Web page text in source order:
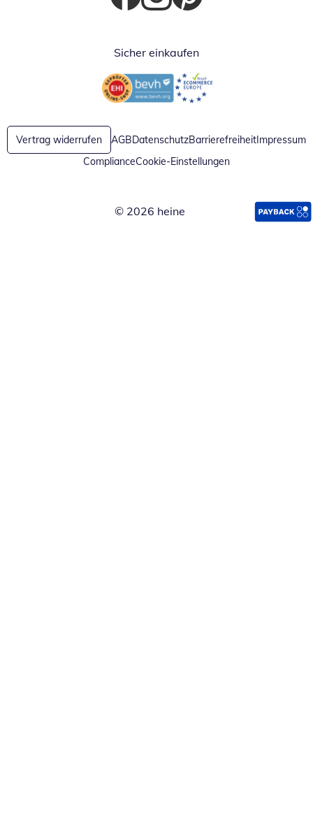
Öffnet in neuem Fenster
Öffnet in neuem Fenster
Öffnet in neuem Fenster
Sicher einkaufen
Öffnet in neuem FensterÖffnet in neuem Fenster
Vertrag widerrufen AGBDatenschutzBarrierefreiheitImpressum
ComplianceCookie-Einstellungen
© 2026 heine